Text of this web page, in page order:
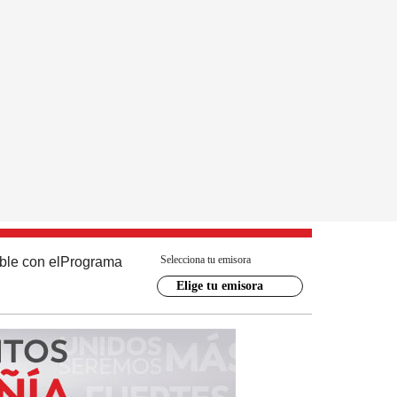
con el Programa Selecciona tu emisora
Elige tu emisora